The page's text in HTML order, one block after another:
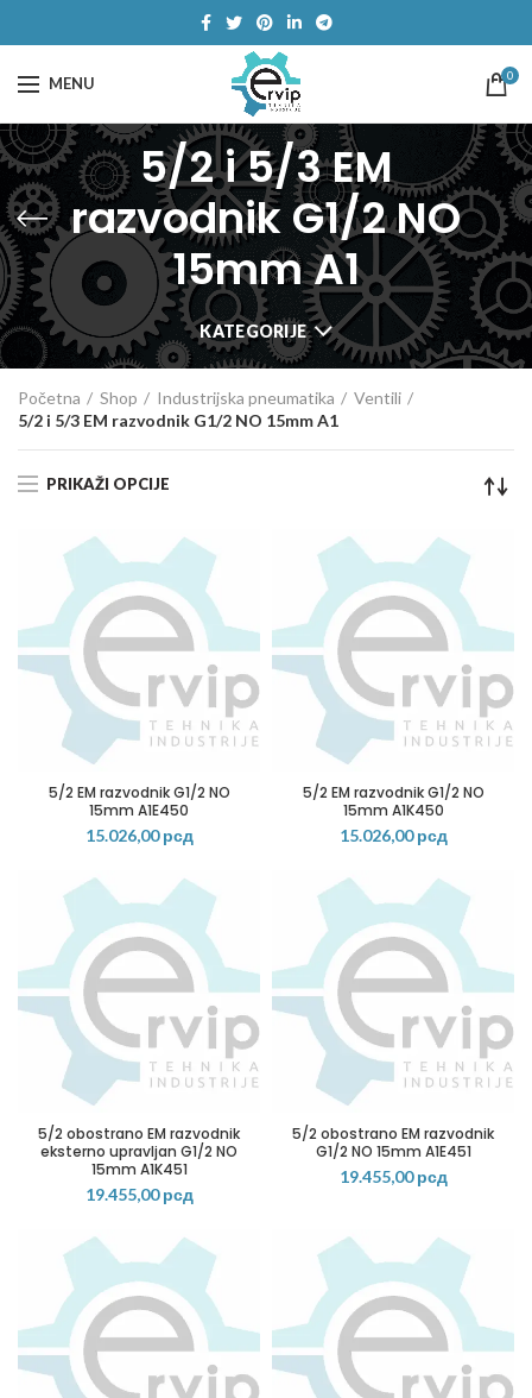
MENU 0
5/2 i 5/3 EM
razvodnik G1/2 NO
15mm A1
KATEGORIJE
Početna Shop Industrijska pneumatika
Ventili
5/2 i 5/3 EM razvodnik G1/2 NO 15mm A1
PRIKAŽI OPCIJE
5/2 EM razvodnik G1/2 NO
15mm A1E450
15.026,00рсд
5/2 EM razvodnik G1/2 NO
15mm A1K450
15.026,00рсд
5/2 obostrano EM razvodnik
eksterno upravljan G1/2 NO
15mm A1K451
19.455,00рсд
5/2 obostrano EM razvodnik
G1/2 NO 15mm A1E451
19.455,00рсд